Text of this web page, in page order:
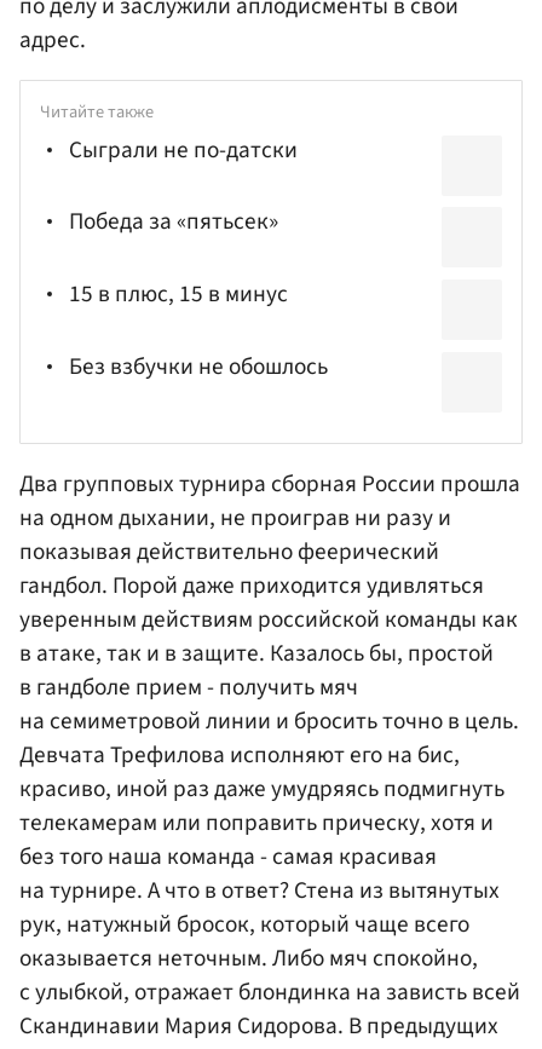
адрес.
Читайте также
Сыграли не по-датски
Победа за «пятьсек»
15 в плюс, 15 в минус
Без взбучки не обошлось
Два групповых турнира сборная России прошла
на одном дыхании, не проиграв ни разу и
показывая действительно феерический
гандбол. Порой даже приходится удивляться
уверенным действиям российской команды как
в атаке, так и в защите. Казалось бы, простой
в гандболе прием - получить мяч
на семиметровой линии и бросить точно в цель.
Девчата Трефилова исполняют его на бис,
красиво, иной раз даже умудряясь подмигнуть
телекамерам или поправить прическу, хотя и
без того наша команда - самая красивая
на турнире. А что в ответ? Стена из вытянутых
рук, натужный бросок, который чаще всего
оказывается неточным. Либо мяч спокойно,
с улыбкой, отражает блондинка на зависть всей
Скандинавии Мария Сидорова. В предыдущих